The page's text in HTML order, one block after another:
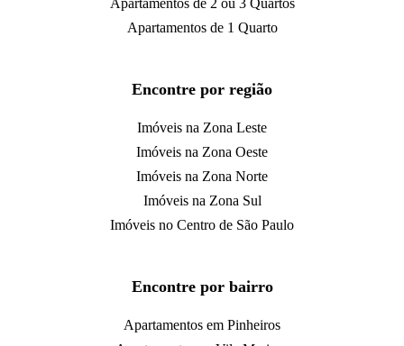
Apartamentos de 1 Quarto
Encontre por região
Imóveis na Zona Leste
Imóveis na Zona Oeste
Imóveis na Zona Norte
Imóveis na Zona Sul
Imóveis no Centro de São Paulo
Encontre por bairro
Apartamentos em Pinheiros